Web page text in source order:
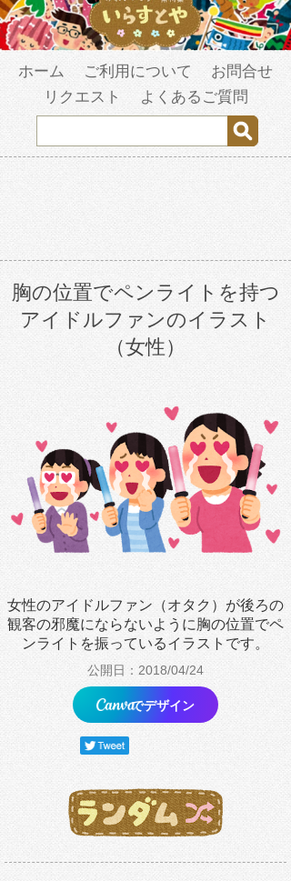
ホーム ご利用について
お問合せ
リクエスト
よくあるご質問
胸の位置でペンライトを持つ
アイドルファンのイラスト
（女性）
女性のアイドルファン（オタク）が後ろの
観客の邪魔にならないように胸の位置でペ
ンライトを振っているイラストです。
公開日：2018/04/24
でデザイン